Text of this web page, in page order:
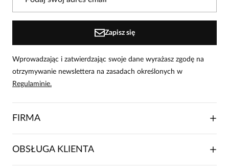
Zapisz się
Wprowadzając i zatwierdzając swoje dane wyrażasz zgodę na
otrzymywanie newslettera na zasadach określonych w
Regulaminie.
FIRMA
OBSŁUGA KLIENTA